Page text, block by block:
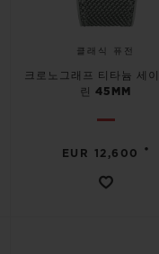
클래식 퓨전
크로노그래프 티타늄 세
린 45MM
EUR 12,600 •
휴블로티스타 및 연장
안전한 결제